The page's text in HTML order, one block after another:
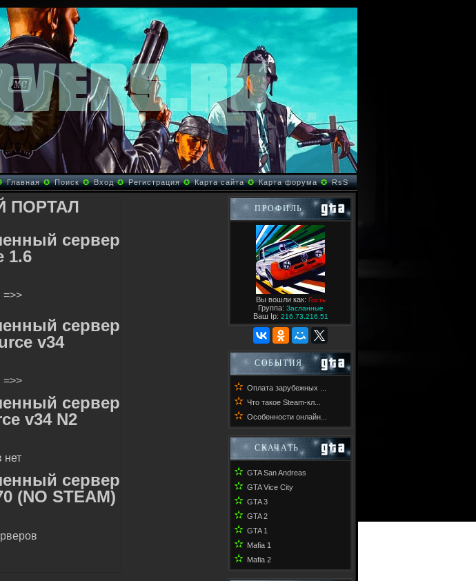
Главная✪Поиск✪Вход✪Регистрация✪Карта сайта✪Карта форума✪RsS
ПОРТАЛ
сервер
1.6
=>>
сервер
v34
=>>
сервер
v34 N2
нет
сервер
(NO STEAM)
ПРОФИЛЬ
Вы вошли как: Гость
Группа: Засланные
Ваш Ip: 216.73.216.51
СОБЫТИЯ
✫ Оплата зарубежных ...
✫ Что такое Steam-кл...
✫ Особенности онлайн...
СКАЧАТЬ
✫ GTA San Andreas
✫ GTA Vice City
✫ GTA 3
✫ GTA 2
✫ GTA 1
✫ Mafia 1
✫ Mafia 2